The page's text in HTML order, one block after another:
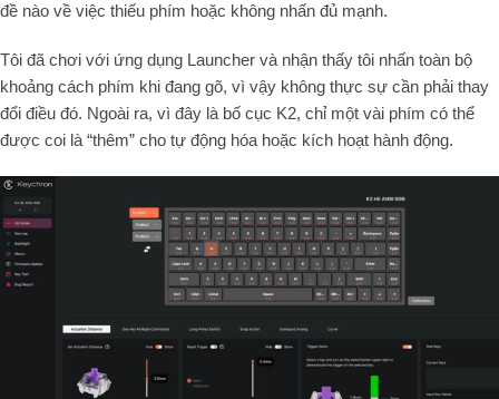
đề nào về việc thiếu phím hoặc không nhấn đủ mạnh.
Tôi đã chơi với ứng dụng Launcher và nhận thấy tôi nhấn toàn bộ
khoảng cách phím khi đang gõ, vì vậy không thực sự cần phải thay
đổi điều đó. Ngoài ra, vì đây là bố cục K2, chỉ một vài phím có thể
được coi là “thêm” cho tự động hóa hoặc kích hoạt hành động.